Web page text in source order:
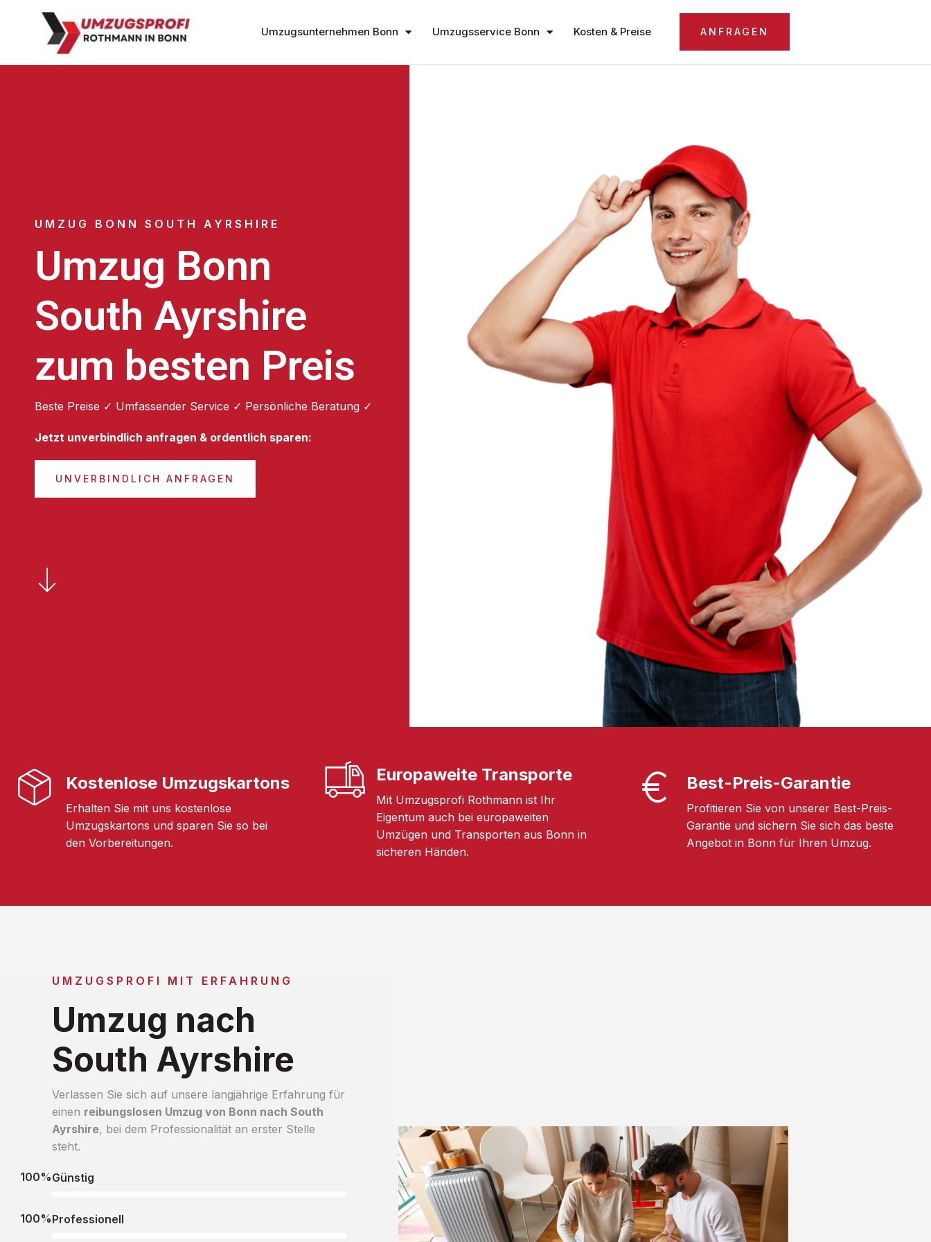
Umzugsunternehmen Bonn Umzugsservice Bonn Kosten & Preise ANFRAGEN
UMZUG BONN SOUTH AYRSHIRE
Umzug Bonn
South Ayrshire
zum besten Preis
Beste Preise ✓ Umfassender Service ✓ Persönliche Beratung ✓
Jetzt unverbindlich anfragen & ordentlich sparen:
UNVERBINDLICH ANFRAGEN
Kostenlose Umzugskartons
Erhalten Sie mit uns kostenlose
Umzugskartons und sparen Sie so bei
den Vorbereitungen.
Europaweite Transporte
Mit Umzugsprofi Rothmann ist Ihr
Eigentum auch bei europaweiten
Umzügen und Transporten aus Bonn in
sicheren Händen.
Best-Preis-Garantie
Profitieren Sie von unserer Best-Preis-
Garantie und sichern Sie sich das beste
Angebot in Bonn für Ihren Umzug.
UMZUGSPROFI MIT ERFAHRUNG
Umzug nach
South Ayrshire
Verlassen Sie sich auf unsere langjährige Erfahrung für
einen reibungslosen Umzug von Bonn nach South
Ayrshire, bei dem Professionalität an erster Stelle
steht.
Günstig
100%
Professionell
100%